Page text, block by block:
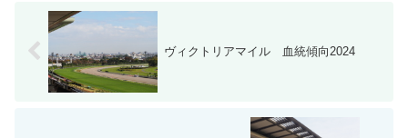
ヴィクトリアマイル 血統傾向2024